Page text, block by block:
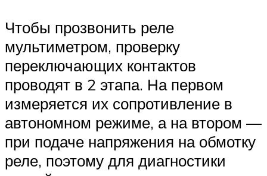
Чтобы прозвонить реле
мультиметром, проверку
переключающих контактов
проводят в 2 этапа. На первом
измеряется их сопротивление в
автономном режиме, а на втором —
при подаче напряжения на обмотку
реле, поэтому для диагностики